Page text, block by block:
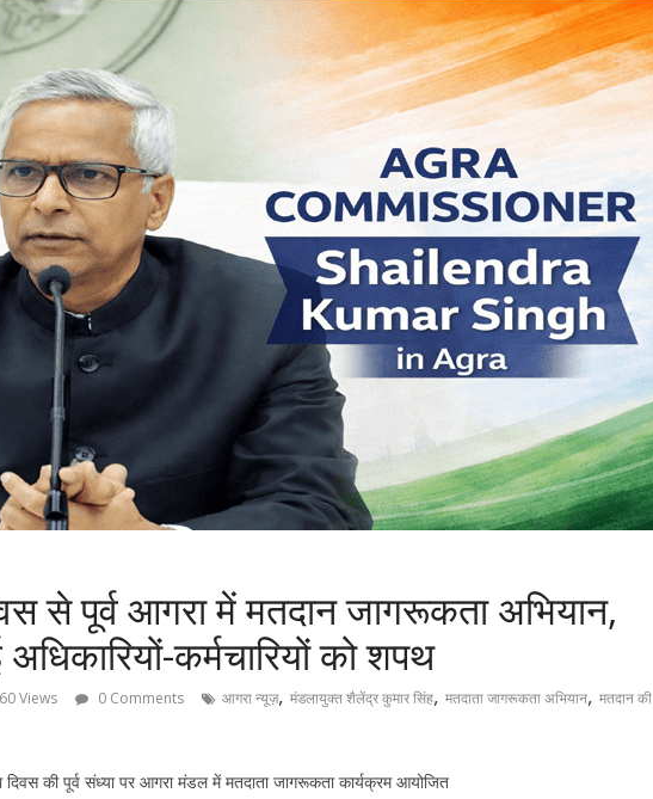
से पूर्व आगरा में मतदान जागरूकता अभियान,
कर्मचारियों को शपथ
Views 0 Comments आगरा न्यूज़, मंडलायुक्त शैलेंद्र कुमार सिंह, मतदाता जागरूकता अभियान, मतदान की
दिवस की पूर्व संध्या पर आगरा मंडल में मतदाता जागरूकता कार्यक्रम आयोजित